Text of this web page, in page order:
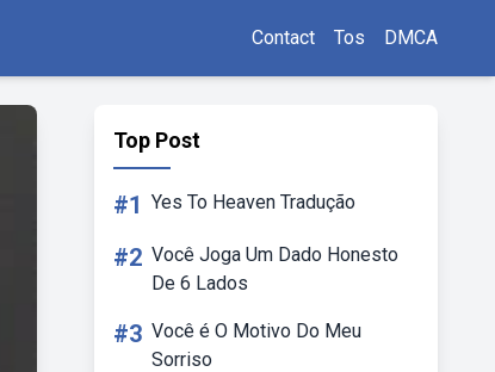
Contact Tos DMCA
Top Post
#1 Yes To Heaven Tradução
#2 Você Joga Um Dado Honesto
De 6 Lados
#3 Você é O Motivo Do Meu
Sorriso